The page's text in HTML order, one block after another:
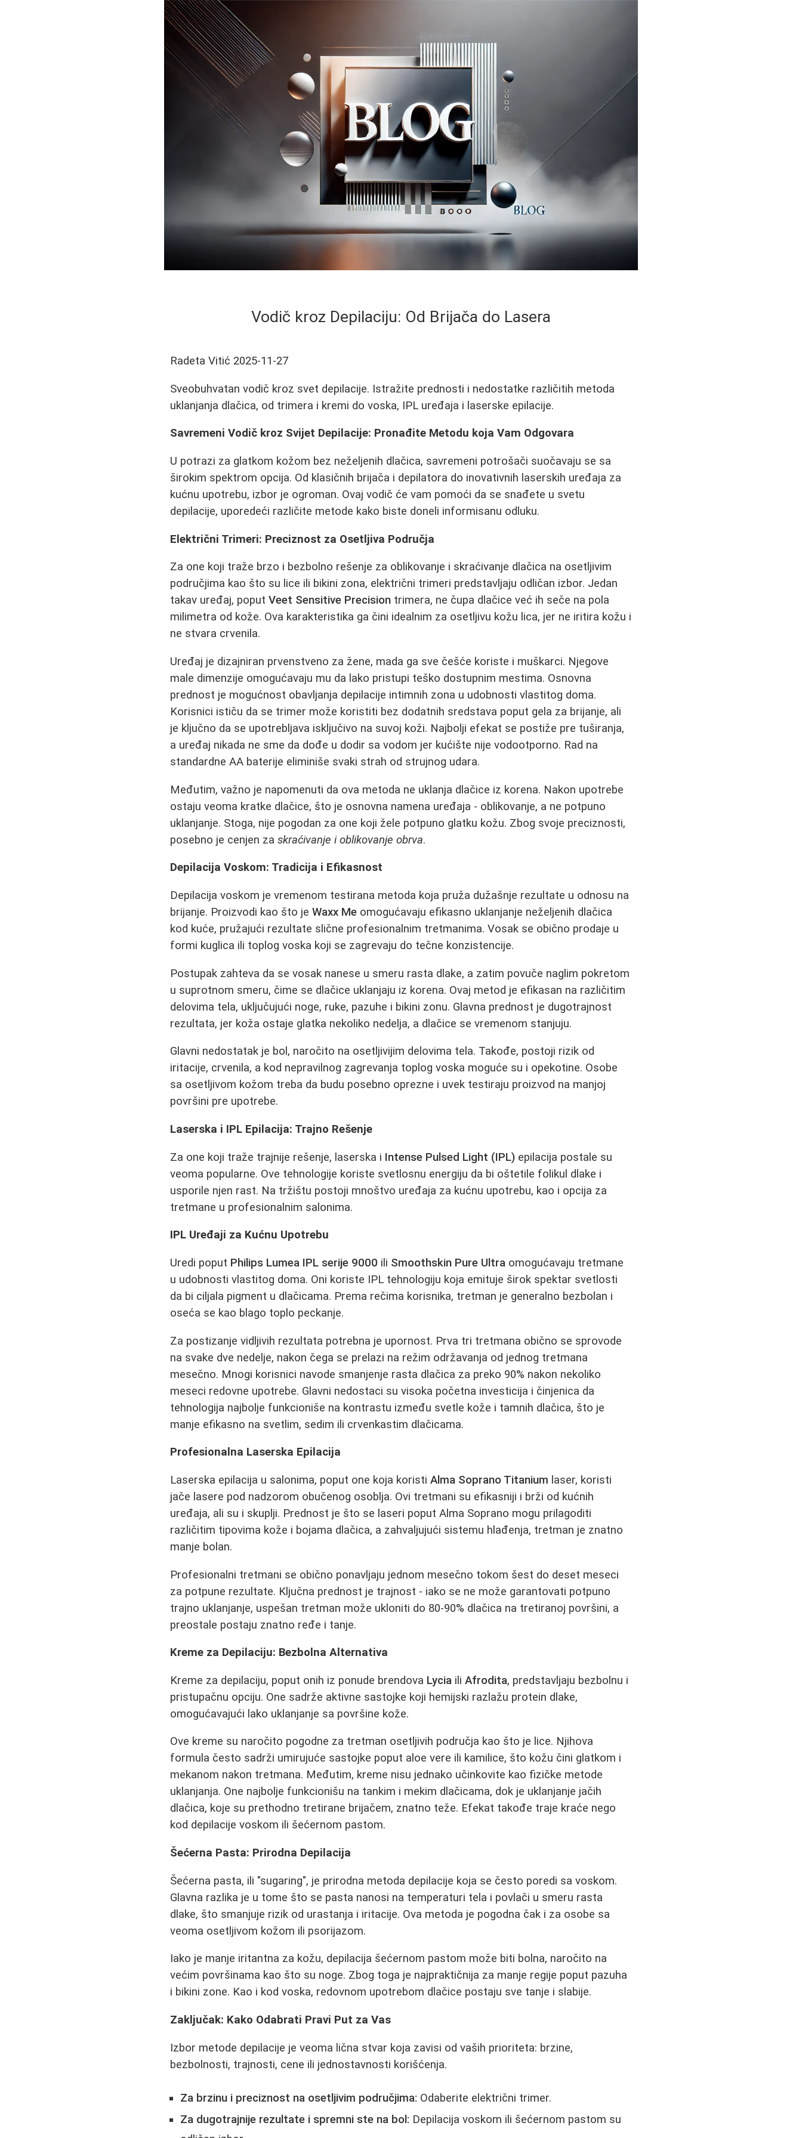
Vodič kroz Depilaciju: Od Brijača do Lasera
Radeta Vitić 2025-11-27
Sveobuhvatan vodič kroz svet depilacije. Istražite prednosti i nedostatke različitih metoda
uklanjanja dlačica, od trimera i kremi do voska, IPL uređaja i laserske epilacije.
Savremeni Vodič kroz Svijet Depilacije: Pronađite Metodu koja Vam Odgovara
U potrazi za glatkom kožom bez neželjenih dlačica, savremeni potrošači suočavaju se sa
širokim spektrom opcija. Od klasičnih brijača i depilatora do inovativnih laserskih uređaja za
kućnu upotrebu, izbor je ogroman. Ovaj vodič će vam pomoći da se snađete u svetu
depilacije, uporedeći različite metode kako biste doneli informisanu odluku.
Električni Trimeri: Preciznost za Osetljiva Područja
Za one koji traže brzo i bezbolno rešenje za oblikovanje i skraćivanje dlačica na osetljivim
područjima kao što su lice ili bikini zona, električni trimeri predstavljaju odličan izbor. Jedan
takav uređaj, poputVeet Sensitive Precision trimera, ne čupa dlačice već ih seče na pola
milimetra od kože. Ova karakteristika ga čini idealnim za osetljivu kožu lica, jer ne iritira kožu i
ne stvara crvenila.
Uređaj je dizajniran prvenstveno za žene, mada ga sve češće koriste i muškarci. Njegove
male dimenzije omogućavaju mu da lako pristupi teško dostupnim mestima. Osnovna
prednost je mogućnost obavljanja depilacije intimnih zona u udobnosti vlastitog doma.
Korisnici ističu da se trimer može koristiti bez dodatnih sredstava poput gela za brijanje, ali
je ključno da se upotrebljava isključivo na suvoj koži. Najbolji efekat se postiže pre tuširanja,
a uređaj nikada ne sme da dođe u dodir sa vodom jer kućište nije vodootporno. Rad na
standardne AA baterije eliminiše svaki strah od strujnog udara.
Međutim, važno je napomenuti da ova metoda ne uklanja dlačice iz korena. Nakon upotrebe
ostaju veoma kratke dlačice, što je osnovna namena uređaja - oblikovanje, a ne potpuno
uklanjanje. Stoga, nije pogodan za one koji žele potpuno glatku kožu. Zbog svoje preciznosti,
posebno je cenjen zaskraćivanje i oblikovanje obrva.
Depilacija Voskom: Tradicija i Efikasnost
Depilacija voskom je vremenom testirana metoda koja pruža dužašnje rezultate u odnosu na
brijanje. Proizvodi kao što jeWaxx Me omogućavaju efikasno uklanjanje neželjenih dlačica
kod kuće, pružajući rezultate slične profesionalnim tretmanima. Vosak se obično prodaje u
formi kuglica ili toplog voska koji se zagrevaju do tečne konzistencije.
Postupak zahteva da se vosak nanese u smeru rasta dlake, a zatim povuče naglim pokretom
u suprotnom smeru, čime se dlačice uklanjaju iz korena. Ovaj metod je efikasan na različitim
delovima tela, uključujući noge, ruke, pazuhe i bikini zonu. Glavna prednost je dugotrajnost
rezultata, jer koža ostaje glatka nekoliko nedelja, a dlačice se vremenom stanjuju.
Glavni nedostatak je bol, naročito na osetljivijim delovima tela. Takođe, postoji rizik od
iritacije, crvenila, a kod nepravilnog zagrevanja toplog voska moguće su i opekotine. Osobe
sa osetljivom kožom treba da budu posebno oprezne i uvek testiraju proizvod na manjoj
površini pre upotrebe.
Laserska i IPL Epilacija: Trajno Rešenje
Za one koji traže trajnije rešenje, laserska i Intense Pulsed Light (IPL) epilacija postale su
veoma popularne. Ove tehnologije koriste svetlosnu energiju da bi oštetile folikul dlake i
usporile njen rast. Na tržištu postoji mnoštvo uređaja za kućnu upotrebu, kao i opcija za
tretmane u profesionalnim salonima.
IPL Uređaji za Kućnu Upotrebu
Uredi poput Philips Lumea IPL serije 9000 ili Smoothskin Pure Ultra omogućavaju tretmane
u udobnosti vlastitog doma. Oni koriste IPL tehnologiju koja emituje širok spektar svetlosti
da bi ciljala pigment u dlačicama. Prema rečima korisnika, tretman je generalno bezbolan i
oseća se kao blago toplo peckanje.
Za postizanje vidljivih rezultata potrebna je upornost. Prva tri tretmana obično se sprovode
na svake dve nedelje, nakon čega se prelazi na režim održavanja od jednog tretmana
mesečno. Mnogi korisnici navode smanjenje rasta dlačica za preko 90% nakon nekoliko
meseci redovne upotrebe. Glavni nedostaci su visoka početna investicija i činjenica da
tehnologija najbolje funkcioniše na kontrastu između svetle kože i tamnih dlačica, što je
manje efikasno na svetlim, sedim ili crvenkastim dlačicama.
Profesionalna Laserska Epilacija
Laserska epilacija u salonima, poput one koja koristiAlma Soprano Titanium laser, koristi
jače lasere pod nadzorom obučenog osoblja. Ovi tretmani su efikasniji i brži od kućnih
uređaja, ali su i skuplji. Prednost je što se laseri poput Alma Soprano mogu prilagoditi
različitim tipovima kože i bojama dlačica, a zahvaljujući sistemu hlađenja, tretman je znatno
manje bolan.
Profesionalni tretmani se obično ponavljaju jednom mesečno tokom šest do deset meseci
za potpune rezultate. Ključna prednost je trajnost - iako se ne može garantovati potpuno
trajno uklanjanje, uspešan tretman može ukloniti do 80-90% dlačica na tretiranoj površini, a
preostale postaju znatno ređe i tanje.
Kreme za Depilaciju: Bezbolna Alternativa
Kreme za depilaciju, poput onih iz ponude brendova Lycia iliAfrodita, predstavljaju bezbolnu i
pristupačnu opciju. One sadrže aktivne sastojke koji hemijski razlažu protein dlake,
omogućavajući lako uklanjanje sa površine kože.
Ove kreme su naročito pogodne za tretman osetljivih područja kao što je lice. Njihova
formula često sadrži umirujuće sastojke poput aloe vere ili kamilice, što kožu čini glatkom i
mekanom nakon tretmana. Međutim, kreme nisu jednako učinkovite kao fizičke metode
uklanjanja. One najbolje funkcionišu na tankim i mekim dlačicama, dok je uklanjanje jačih
dlačica, koje su prethodno tretirane brijačem, znatno teže. Efekat takođe traje kraće nego
kod depilacije voskom ili šećernom pastom.
Šećerna Pasta: Prirodna Depilacija
Šećerna pasta, ili "sugaring", je prirodna metoda depilacije koja se često poredi sa voskom.
Glavna razlika je u tome što se pasta nanosi na temperaturi tela i povlači u smeru rasta
dlake, što smanjuje rizik od urastanja i iritacije. Ova metoda je pogodna čak i za osobe sa
veoma osetljivom kožom ili psorijazom.
Iako je manje iritantna za kožu, depilacija šećernom pastom može biti bolna, naročito na
većim površinama kao što su noge. Zbog toga je najpraktičnija za manje regije poput pazuha
i bikini zone. Kao i kod voska, redovnom upotrebom dlačice postaju sve tanje i slabije.
Zaključak: Kako Odabrati Pravi Put za Vas
Izbor metode depilacije je veoma lična stvar koja zavisi od vaših prioriteta: brzine,
bezbolnosti, trajnosti, cene ili jednostavnosti korišćenja.
Za brzinu i preciznost na osetljivim područjima: Odaberite električni trimer.
Za dugotrajnije rezultate i spremni ste na bol: Depilacija voskom ili šećernom pastom su